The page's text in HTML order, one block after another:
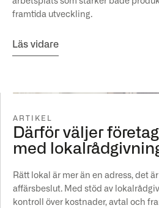
framtida utveckling.
Läs vidare
ARTIKEL
Därför väljer
med
Rätt lokal är mer än en adress, det
affärsbeslut. Med stöd av
kontroll över kostnader, avtal och